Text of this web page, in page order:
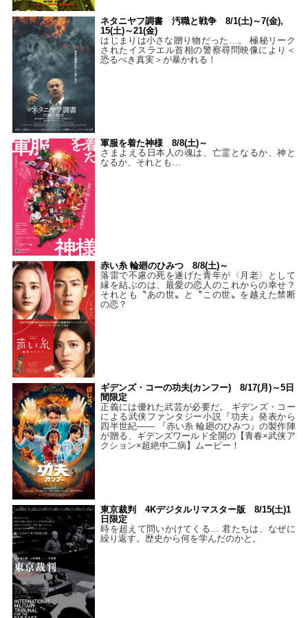
ネタニヤフ調書 汚職と戦争 8/1(土)～7(金),
15(土)～21(金)
はじまりは小さな贈り物だった…。 極秘リーク
されたイスラエル首相の警察尋問映像により＜
恐るべき真実＞が暴かれる！
軍服を着た神様 8/8(土)～
さまよえる日本人の魂は、亡霊となるか、神と
なるか、それとも…
赤い糸 輪廻のひみつ 8/8(土)～
落雷で不慮の死を遂げた青年が〈月老〉として
縁を結ぶのは、最愛の恋人のこれからの幸せ？
それとも〝あの世〟と〝この世〟を越えた禁断
の恋？
ギデンズ・コーの功夫(カンフー) 8/17(月)～5日
間限定
正義には優れた武芸が必要だ。 ギデンズ・コー
による武侠ファンタジー小説『功夫』発表から
四半世紀―― 『赤い糸 輪廻のひみつ』の製作陣
が贈る、ギデンズワールド全開の【青春×武侠ア
クション×超絶中二病】ムービー！
東京裁判 4Kデジタルリマスター版 8/15(土)1
日限定
時を超えて問いかけてくる… 君たちは、なぜに
繰り返す。歴史から何を学んだのかと。